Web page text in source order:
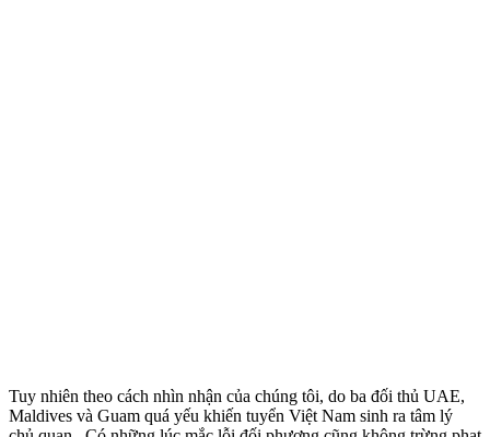
Tuy nhiên theo cách nhìn nhận của chúng tôi, do ba đối thủ UAE,
Maldives và Guam quá yếu khiến tuyển Việt Nam sinh ra tâm lý